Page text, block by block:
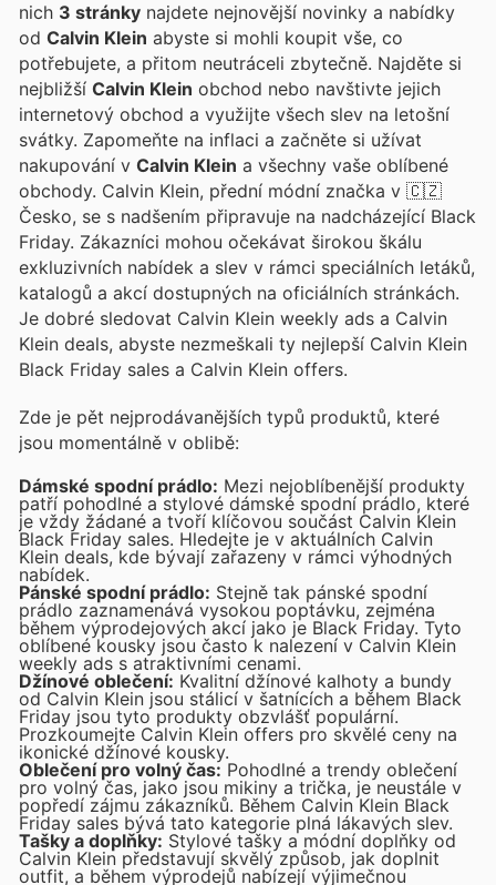
nich 3 stránky najdete nejnovější novinky a nabídky
od Calvin Klein abyste si mohli koupit vše, co
potřebujete, a přitom neutráceli zbytečně. Najděte si
nejbližší Calvin Klein obchod nebo navštivte jejich
internetový obchod a využijte všech slev na letošní
svátky. Zapomeňte na inflaci a začněte si užívat
nakupování v Calvin Klein a všechny vaše oblíbené
obchody. Calvin Klein, přední módní značka v 🇨🇿
Česko, se s nadšením připravuje na nadcházející Black
Friday. Zákazníci mohou očekávat širokou škálu
exkluzivních nabídek a slev v rámci speciálních letáků,
katalogů a akcí dostupných na oficiálních stránkách.
Je dobré sledovat Calvin Klein weekly ads a Calvin
Klein deals, abyste nezmeškali ty nejlepší Calvin Klein
Black Friday sales a Calvin Klein offers.
Zde je pět nejprodávanějších typů produktů, které
jsou momentálně v oblibě:
Dámské spodní prádlo: Mezi nejoblíbenější produkty
patří pohodlné a stylové dámské spodní prádlo, které
je vždy žádané a tvoří klíčovou součást Calvin Klein
Black Friday sales. Hledejte je v aktuálních Calvin
Klein deals, kde bývají zařazeny v rámci výhodných
nabídek.
Pánské spodní prádlo: Stejně tak pánské spodní
prádlo zaznamenává vysokou poptávku, zejména
během výprodejových akcí jako je Black Friday. Tyto
oblíbené kousky jsou často k nalezení v Calvin Klein
weekly ads s atraktivními cenami.
Džínové oblečení: Kvalitní džínové kalhoty a bundy
od Calvin Klein jsou stálicí v šatnících a během Black
Friday jsou tyto produkty obzvlášť populární.
Prozkoumejte Calvin Klein offers pro skvělé ceny na
ikonické džínové kousky.
Oblečení pro volný čas: Pohodlné a trendy oblečení
pro volný čas, jako jsou mikiny a trička, je neustále v
popředí zájmu zákazníků. Během Calvin Klein Black
Friday sales bývá tato kategorie plná lákavých slev.
Tašky a doplňky: Stylové tašky a módní doplňky od
Calvin Klein představují skvělý způsob, jak doplnit
outfit, a během výprodejů nabízejí výjimečnou